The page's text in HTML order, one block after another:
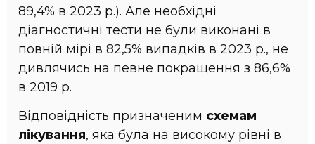
89,4% в 2023 р.). Але необхідні
діагностичні тести не були виконані в
повній мірі в 82,5% випадків в 2023 р., не
дивлячись на певне покращення з 86,6%
в 2019 р.
Відповідність призначеним схемам
лікування, яка була на високому рівні в